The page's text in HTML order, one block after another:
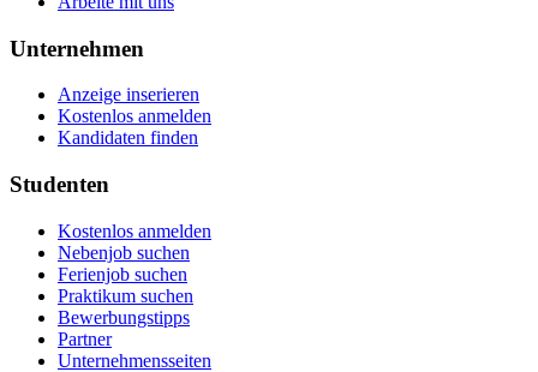
Unternehmen
Anzeige inserieren
Kostenlos anmelden
Kandidaten finden
Studenten
Kostenlos anmelden
Nebenjob suchen
Ferienjob suchen
Praktikum suchen
Bewerbungstipps
Partner
Unternehmensseiten